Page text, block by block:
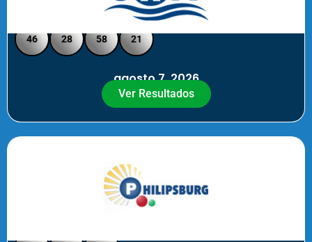
Loto Pool SXM - Medio Día
46 28 58 21
agosto 7, 2026
Ver Resultados